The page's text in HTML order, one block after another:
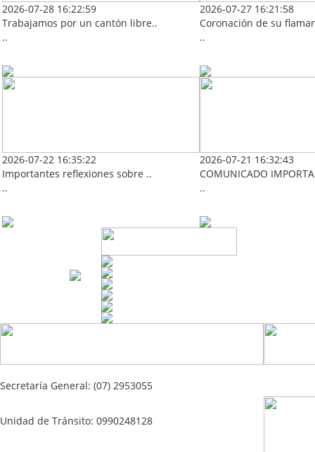
2026-07-28 16:22:59
Trabajamos por un cantón libre..
..
2026-07-27 16:21:58
Coronación de su
..
2026-07-22 16:35:22
Importantes reflexiones sobre ..
..
2026-07-21 16:32:43
COMUNICADO
..
Secretaría General: (07) 2953055
Unidad de Tránsito: 0990248128